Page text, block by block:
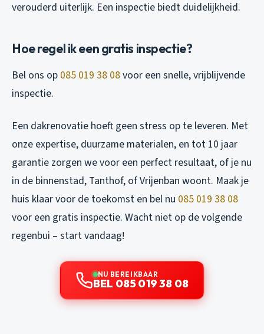
verouderd uiterlijk. Een inspectie biedt duidelijkheid.
Hoe regel ik een gratis inspectie?
Bel ons op 085 019 38 08voor een snelle, vrijblijvende
inspectie.
Een dakrenovatie hoeft geen stress op te leveren. Met
onze expertise, duurzame materialen, en tot 10 jaar
garantie zorgen we voor een perfect resultaat, of je nu
in de binnenstad, Tanthof, of Vrijenban woont. Maak je
huis klaar voor de toekomst en bel nu 085 019 38 08
voor een gratis inspectie. Wacht niet op de volgende
regenbui – start vandaag!
NU BEREIKBAAR
BEL 085 019 38 08